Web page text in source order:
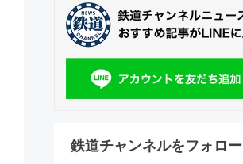
鉄道チャンネルをフォロー